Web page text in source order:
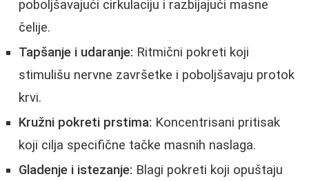
poboljšavajući cirkulaciju i razbijajući masne
čelije.
Tapšanje i udaranje: Ritmični pokreti koji
stimulišu nervne završetke i poboljšavaju protok
krvi.
Kružni pokreti prstima: Koncentrisani pritisak
koji cilja specifične tačke masnih naslaga.
Gladenje i istezanje: Blagi pokreti koji opuštaju